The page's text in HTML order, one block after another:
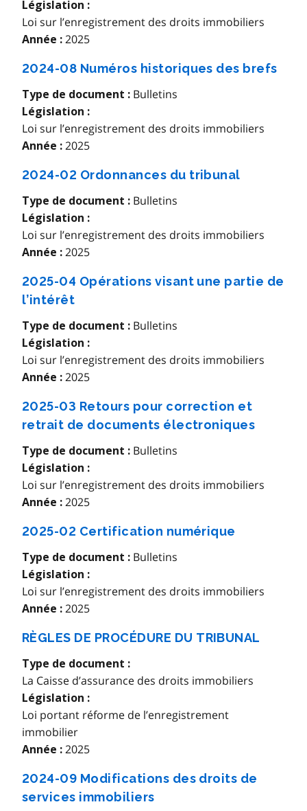
Législation :
Loi sur l’enregistrement des droits immobiliers
Année : 2025
2024-08 Numéros historiques des brefs
Type de document : Bulletins
Législation :
Loi sur l’enregistrement des droits immobiliers
Année : 2025
2024-02 Ordonnances du tribunal
Type de document : Bulletins
Législation :
Loi sur l’enregistrement des droits immobiliers
Année : 2025
2025-04 Opérations visant une partie de
l’intérêt
Type de document : Bulletins
Législation :
Loi sur l’enregistrement des droits immobiliers
Année : 2025
2025-03 Retours pour correction et
retrait de documents électroniques
Type de document : Bulletins
Législation :
Loi sur l’enregistrement des droits immobiliers
Année : 2025
2025-02 Certification numérique
Type de document : Bulletins
Législation :
Loi sur l’enregistrement des droits immobiliers
Année : 2025
RÈGLES DE PROCÉDURE DU TRIBUNAL
Type de document :
La Caisse d’assurance des droits immobiliers
Législation :
Loi portant réforme de l’enregistrement
immobilier
Année : 2025
2024-09 Modifications des droits de
services immobiliers